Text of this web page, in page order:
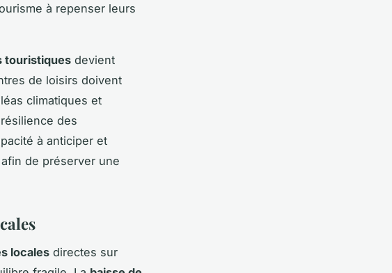
à repenser leurs
touristiques devient
de loisirs doivent
climatiques et
des
à anticiper et
de préserver une
locales directes sur